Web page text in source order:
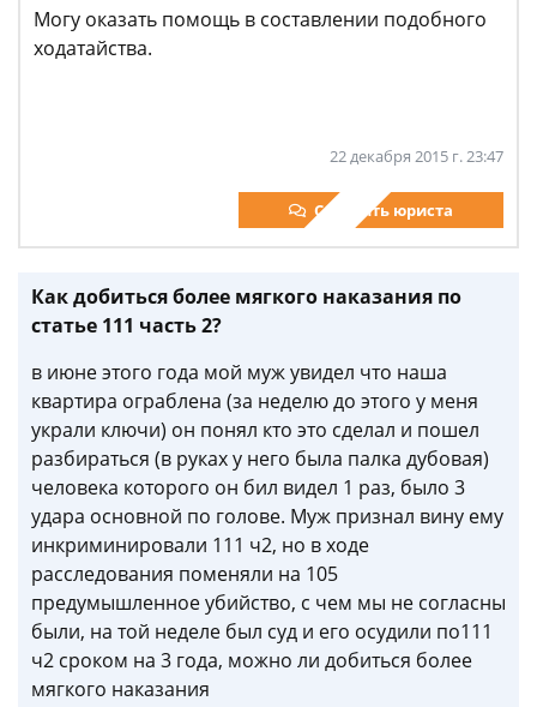
Могу оказать помощь в составлении подобного
ходатайства.
22 декабря 2015 г. 23:47
Спросить юриста
Как добиться более мягкого наказания по
статье 111 часть 2?
в июне этого года мой муж увидел что наша
квартира ограблена (за неделю до этого у меня
украли ключи) он понял кто это сделал и пошел
разбираться (в руках у него была палка дубовая)
человека которого он бил видел 1 раз, было 3
удара основной по голове. Муж признал вину ему
инкриминировали 111 ч2, но в ходе
расследования поменяли на 105
предумышленное убийство, с чем мы не согласны
были, на той неделе был суд и его осудили по111
ч2 сроком на 3 года, можно ли добиться более
мягкого наказания